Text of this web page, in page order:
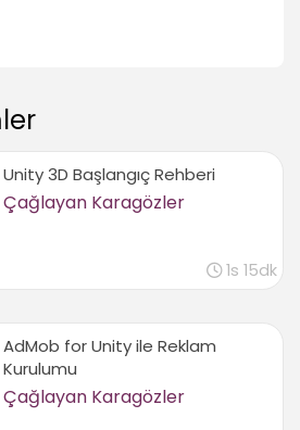
Unity 3D Başlangıç Rehberi
Çağlayan Karagözler
1s 15dk
AdMob for Unity ile Reklam
Kurulumu
Çağlayan Karagözler